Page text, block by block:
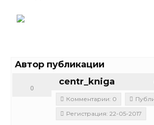
Автор публикации
centr_kniga
0
Комментарии: 0
Регистрация: 22-05-2017